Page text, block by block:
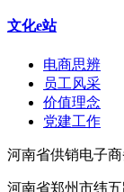
文化e站
电商思辨
员工风采
价值理念
党建工作
河南省供销电子
河南省郑州市纬